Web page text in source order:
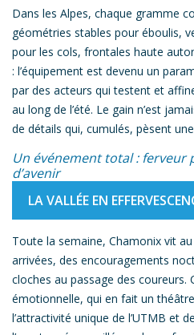
Dans les Alpes, chaque gramme
géométries stables pour éboulis,
pour les cols, frontales haute
: l’équipement est devenu un
par des acteurs qui testent et
au long de l’été. Le gain n’est
de détails qui, cumulés, pèsent
Un événement total : ferveur
d’avenir
LA VALLÉE EN
Toute la semaine, Chamonix vit
arrivées, des encouragements
cloches au passage des coureurs.
émotionnelle, qui en fait un
l’attractivité unique de l’UTMB et